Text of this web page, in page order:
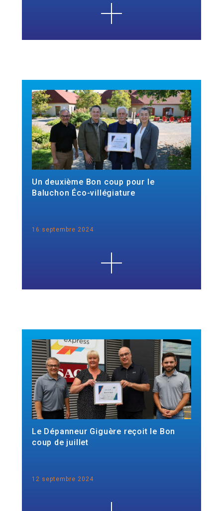
Un deuxième Bon coup pour le
Baluchon Éco-villégiature
16 septembre 2024
Le Dépanneur Giguère reçoit le Bon
coup de juillet
12 septembre 2024